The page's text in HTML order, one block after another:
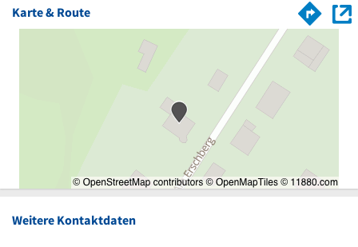
Karte & Route
Weitere Kontaktdaten